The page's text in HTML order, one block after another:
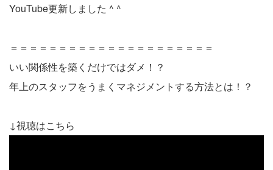
YouTube更新しました ^ ^
＝＝＝＝＝＝＝＝＝＝＝＝＝＝＝＝＝＝＝＝＝
いい関係性を築くだけではダメ！？
年上のスタッフをうまくマネジメントする方法とは！？
↓視聴はこちら